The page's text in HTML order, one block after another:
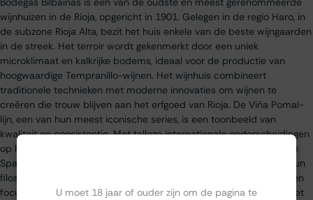
wijnhuizen in de Rioja, opgericht in 1901. Gelegen in de regio Haro, in
de subzone Rioja Alta, bezit het huis enkele van de beste wijngaarden
in de streek. Het terroir wordt gekenmerkt door een uniek
microklimaat en kalkrijke bodems, ideaal voor de productie van
hoogwaardige Tempranillo-wijnen. Het wijnhuis combineert
traditionele technieken met moderne innovaties om wijnen te
creëren die trouw blijven aan het erfgoed van Rioja. De Viña Pomal-
lijn, een van hun meest iconische series, is een toonbeeld van
kwaliteit en consistentie. Met talloze internationale onderscheidingen
op hun naam blijft Bodegas Bilbaínas een standaarddrager van de
Spaanse wijncultuur. Duurzaamheid speelt een belangrijke rol in hun
filosofie: van het minimaliseren van de impact op het milieu tot een
focus op biologische wijnbouw. Het huis verwelkomt bezoekers met
U moet 18 jaar of ouder zijn om de pagina te